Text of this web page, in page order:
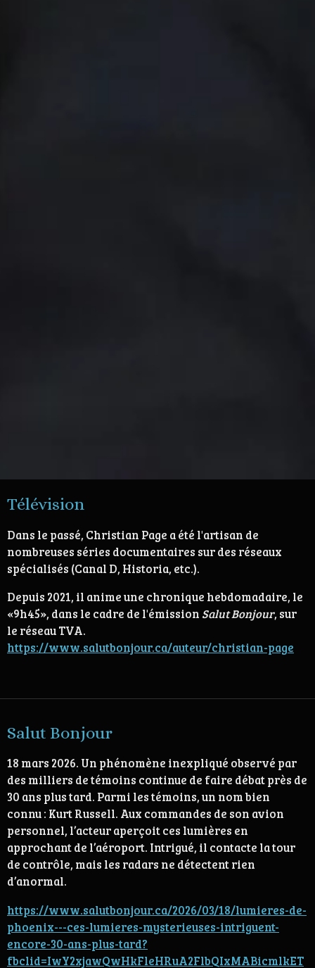
Télévision
Dans le passé, Christian Page a été l'artisan de
nombreuses séries documentaires sur des réseaux
spécialisés (Canal D, Historia, etc.).
Depuis 2021, il anime une chronique hebdomadaire, le
«9h45», dans le cadre de l'émission Salut Bonjour, sur
le réseau TVA.
https://www.salutbonjour.ca/auteur/christian-page
Salut Bonjour
18 mars 2026. Un phénomène inexpliqué observé par
des milliers de témoins continue de faire débat près de
30 ans plus tard. Parmi les témoins, un nom bien
connu : Kurt Russell. Aux commandes de son avion
personnel, l’acteur aperçoit ces lumières en
approchant de l’aéroport. Intrigué, il contacte la tour
de contrôle, mais les radars ne détectent rien
d’anormal.
https://www.salutbonjour.ca/2026/03/18/lumieres-de-
phoenix---ces-lumieres-mysterieuses-intriguent-
encore-30-ans-plus-tard?
fbclid=IwY2xjawQwHkFleHRuA2FlbQIxMABicmlkET